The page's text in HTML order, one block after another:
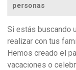
personas
Si estás buscando
realizar con tus
Hemos creado el
vacaciones o